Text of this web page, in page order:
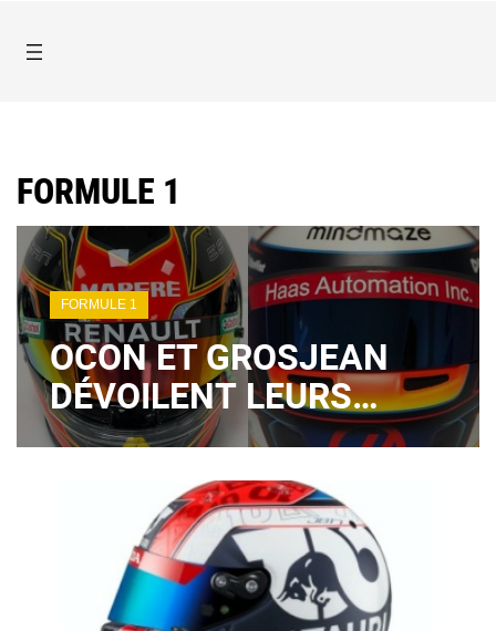
FORMULE 1
FORMULE 1
OCON ET GROSJEAN
DÉVOILENT LEURS
CASQUES 2020